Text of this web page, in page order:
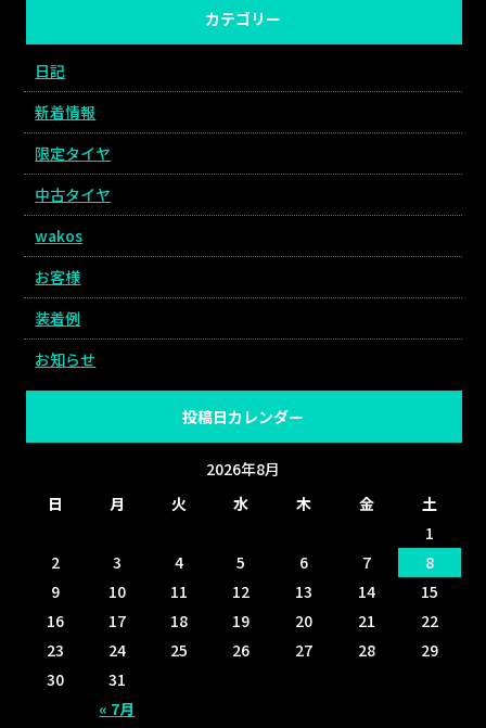
カテゴリー
日記
新着情報
限定タイヤ
中古タイヤ
wakos
お客様
装着例
お知らせ
投稿日カレンダー
2026年8月
日
月 火 水 木 金 土
« 7月
1
2
3 4 5 6 7
8
9
10 11 12 13 14
15
16
17 18 19 20 21
22
23
24 25 26 27 28
29
30
31